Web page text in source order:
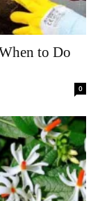
to Do
0